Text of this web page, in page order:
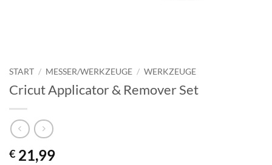
START / MESSER/WERKZEUGE / WERKZEUGE
Cricut Applicator & Remover Set
€ 21,99